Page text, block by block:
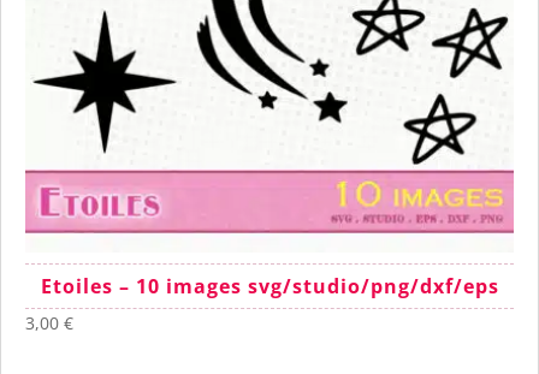
Etoiles – 10 images svg/studio/png/dxf/eps
3,00 €